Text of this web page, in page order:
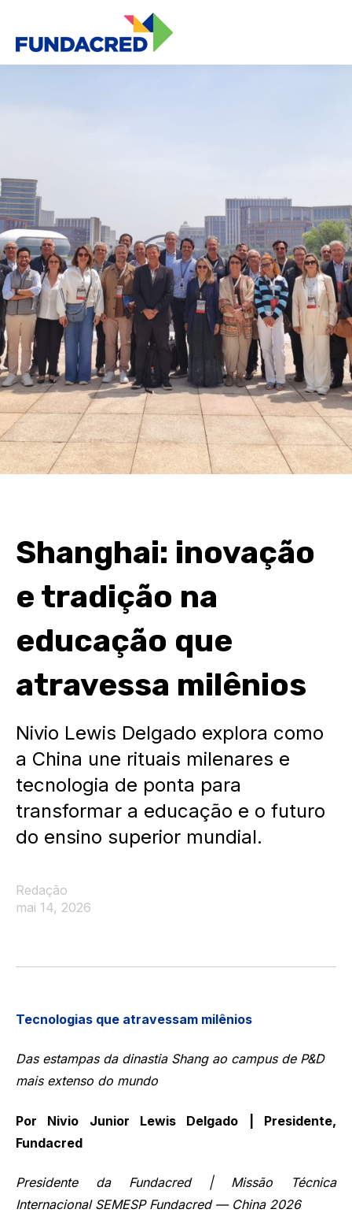
Shanghai: inovação
e tradição na
educação que
atravessa milênios
Nivio Lewis Delgado explora como
a China une rituais milenares e
tecnologia de ponta para
transformar a educação e o futuro
do ensino superior mundial.
Redação
mai 14, 2026
Tecnologias que atravessam milênios
Das estampas da dinastia Shang ao campus de P&D
mais extenso do mundo
Por Nivio Junior Lewis Delgado | Presidente,
Fundacred
Presidente da Fundacred | Missão Técnica
Internacional SEMESP Fundacred — China 2026